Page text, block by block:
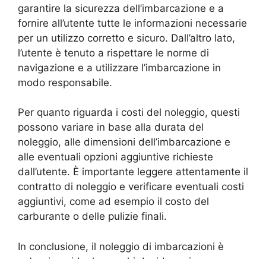
garantire la sicurezza dell’imbarcazione e a
fornire all’utente tutte le informazioni necessarie
per un utilizzo corretto e sicuro. Dall’altro lato,
l’utente è tenuto a rispettare le norme di
navigazione e a utilizzare l’imbarcazione in
modo responsabile.
Per quanto riguarda i costi del noleggio, questi
possono variare in base alla durata del
noleggio, alle dimensioni dell’imbarcazione e
alle eventuali opzioni aggiuntive richieste
dall’utente. È importante leggere attentamente il
contratto di noleggio e verificare eventuali costi
aggiuntivi, come ad esempio il costo del
carburante o delle pulizie finali.
In conclusione, il noleggio di imbarcazioni è